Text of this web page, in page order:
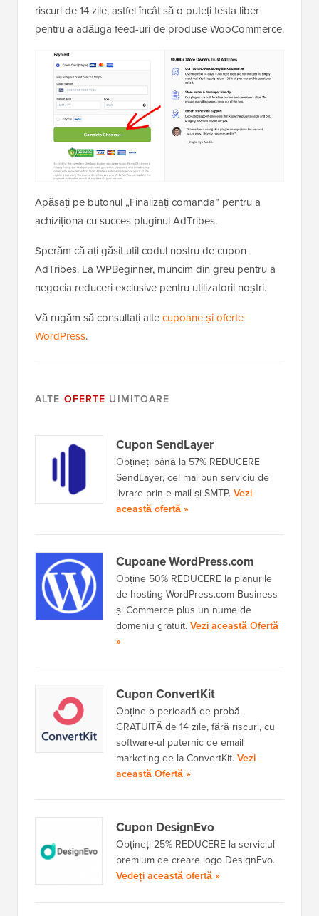
riscuri de 14 zile, astfel încât să o puteți testa liber
pentru a adăuga feed-uri de produse WooCommerce.
Apăsați pe butonul „Finalizați comanda” pentru a
achiziționa cu succes pluginul AdTribes.
Sperăm că ați găsit util codul nostru de cupon
AdTribes. La WPBeginner, muncim din greu pentru a
negocia reduceri exclusive pentru utilizatorii noștri.
Vă rugăm să consultați altecupoane și oferte
WordPress.
ALTE OFERTE UIMITOARE
Cupon SendLayer
Obțineți până la 57% REDUCERE
SendLayer, cel mai bun serviciu de
livrare prin e-mail și SMTP.Vezi
această ofertă »
Cupoane WordPress.com
Obține 50% REDUCERE la planurile
de hosting WordPress.com Business
și Commerce plus un nume de
domeniu gratuit.Vezi această Ofertă
»
Cupon ConvertKit
Obține o perioadă de probă
GRATUITĂ de 14 zile, fără riscuri, cu
software-ul puternic de email
marketing de la ConvertKit.Vezi
această Ofertă »
Cupon DesignEvo
Obțineți 25% REDUCERE la serviciul
premium de creare logo DesignEvo.
Vedeți această ofertă »